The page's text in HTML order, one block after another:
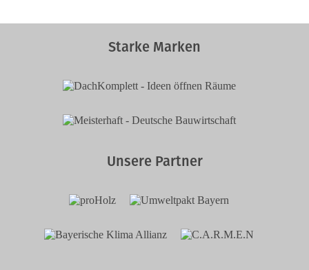
Starke Marken
Unsere Partner